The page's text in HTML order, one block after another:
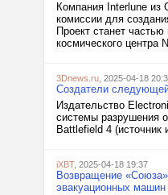
Компания Interlune из
комиссии для
Проект станет
космического центра
3Dnews.ru , 2025-04-18
Создатели
Издательство
системы разрушения
Battlefield 4
iXBT, 2025-04-18 19:37
Возвращение
эвакуационных машин